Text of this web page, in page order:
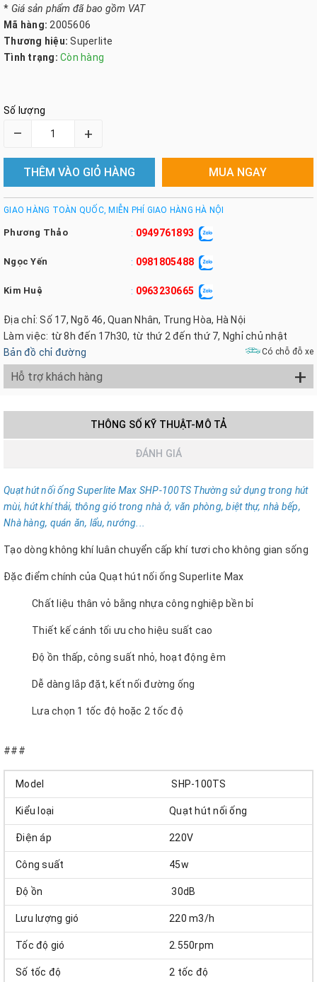
* Giá sản phẩm đã bao gồm VAT
Mã hàng: 2005606
Thương hiệu: Superlite
Tình trạng: Còn hàng
Số lượng
– +
THÊM VÀO GIỎ HÀNG MUA NGAY
GIAO HÀNG TOÀN QUỐC, MIỄN PHÍ GIAO HÀNG HÀ NỘI
Phương Thảo : 0949761893
Ngọc Yến : 0981805488
Kim Huệ : 0963230665
Địa chỉ: Số 17, Ngõ 46, Quan Nhân, Trung Hòa, Hà Nội
Làm việc: từ 8h đến 17h30, từ thứ 2 đến thứ 7, Nghỉ chủ nhật
Bản đồ chỉ đường
Có chỗ đỗ xe
Hỗ trợ khách hàng +
THÔNG SỐ KỸ THUẬT-MÔ TẢ
ĐÁNH GIÁ
Quạt hút nối ống Superlite Max SHP-100TS Thường sử dụng trong hút
mùi, hút khí thải, thông gió trong nhà ở, văn phòng, biệt thự, nhà bếp,
Nhà hàng, quán ăn, lẩu, nướng...
Tạo dòng không khí luân chuyển cấp khí tươi cho không gian sống
Đặc điểm chính của Quạt hút nối ống Superlite Max
Chất liệu thân vỏ bằng nhựa công nghiệp bền bỉ
Thiết kế cánh tối ưu cho hiệu suất cao
Độ ồn thấp, công suất nhỏ, hoạt động êm
Dễ dàng lắp đặt, kết nối đường ống
Lưa chọn 1 tốc độ hoặc 2 tốc độ
###
Model SHP-100TS
Kiểu loại Quạt hút nối ống
Điện áp 220V
Công suất 45w
Độ ồn 30dB
Lưu lượng gió 220 m3/h
Tốc độ gió 2.550rpm
Số tốc độ 2 tốc độ